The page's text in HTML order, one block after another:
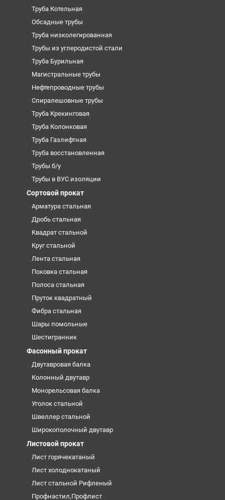
Труба Котельная
Обсадные трубы
Труба низколегированная
Трубы из углеродистой стали
Труба Бурильная
Магистральные трубы
Нефтепроводные трубы
Спиралешовные трубы
Труба Крекинговая
Труба Колонковая
Труба Газлифтная
Труба восстановленная
Трубы б/у
Трубы в ВУС изоляции
Сортовой прокат
Арматура стальная
Дробь стальная
Квадрат стальной
Круг стальной
Лента стальная
Поковка стальная
Полоса стальная
Пруток квадратный
Фибра стальная
Шары помольные
Шестигранник
Фасонный прокат
Двутавровая балка
Колонный двутавр
Монорельсовая балка
Уголок стальной
Швеллер стальной
Широкополочный двутавр
Листовой прокат
Лист горячекатаный
Лист холоднокатаный
Лист стальной Рифленый
Профнастил,Профлист